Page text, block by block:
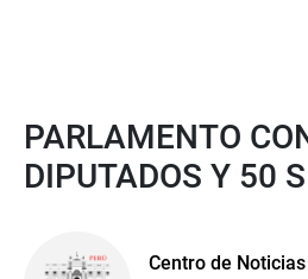
PARLAMENTO
DIPUTADOS Y 50
Centro de